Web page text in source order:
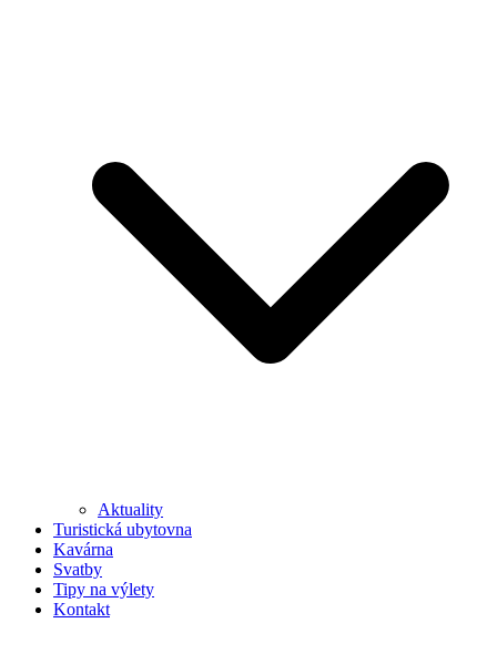
Aktuality
Turistická ubytovna
Kavárna
Svatby
Tipy na výlety
Kontakt